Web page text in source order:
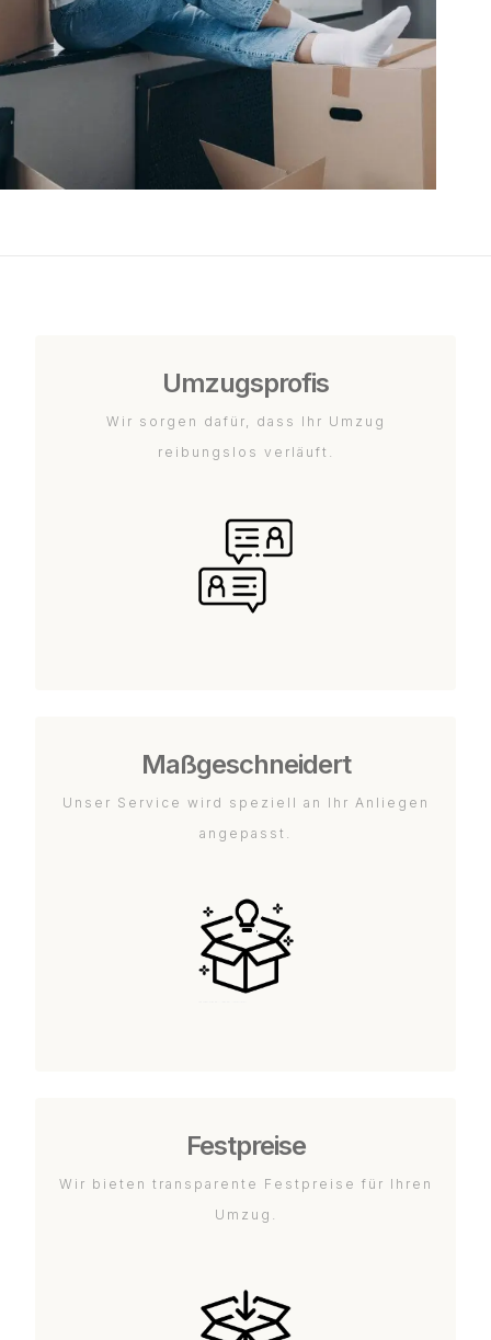
Umzugsprofis
Wir sorgen dafür, dass Ihr Umzug
reibungslos verläuft.
Maßgeschneidert
Unser Service wird speziell an Ihr Anliegen
angepasst.
Festpreise
Wir bieten transparente Festpreise für Ihren
Umzug.